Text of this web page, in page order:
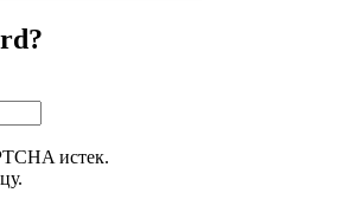
истек.